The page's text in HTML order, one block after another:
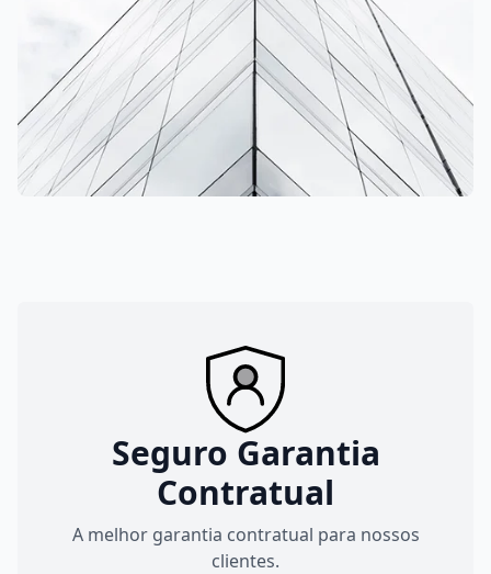
Seguro Garantia
Contratual
A melhor garantia contratual para nossos
clientes.